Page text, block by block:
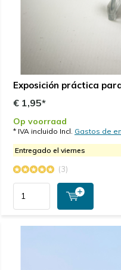
Exposición práctica
€ 1,95*
Op voorraad
* IVA incluido Incl. Gastos de
Entregado el viernes
(3)